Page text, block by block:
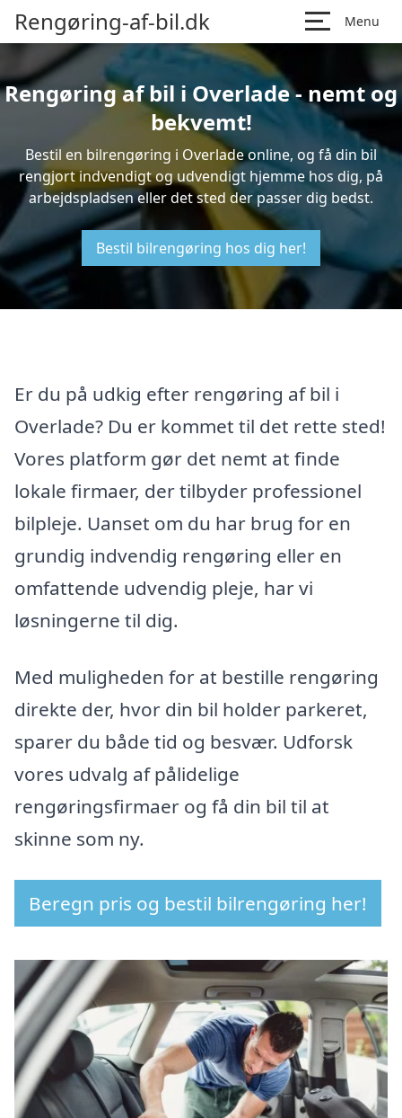
Rengøring-af-bil.dk Menu
Rengøring af bil i Overlade - nemt og
bekvemt!
Bestil en bilrengøring i Overlade online, og få din bil
rengjort indvendigt og udvendigt hjemme hos dig, på
arbejdspladsen eller det sted der passer dig bedst.
Bestil bilrengøring hos dig her!
Er du på udkig efter rengøring af bil i
Overlade? Du er kommet til det rette sted!
Vores platform gør det nemt at finde
lokale firmaer, der tilbyder professionel
bilpleje. Uanset om du har brug for en
grundig indvendig rengøring eller en
omfattende udvendig pleje, har vi
løsningerne til dig.
Med muligheden for at bestille rengøring
direkte der, hvor din bil holder parkeret,
sparer du både tid og besvær. Udforsk
vores udvalg af pålidelige
rengøringsfirmaer og få din bil til at
skinne som ny.
Beregn pris og bestil bilrengøring her!